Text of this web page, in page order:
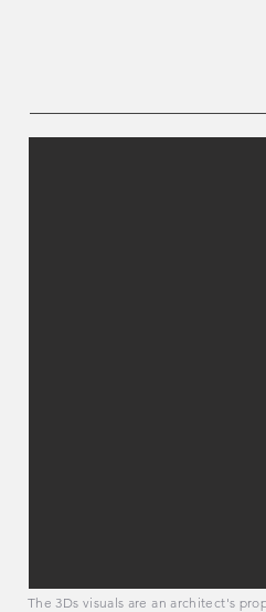
The 3Ds visuals are an architect's